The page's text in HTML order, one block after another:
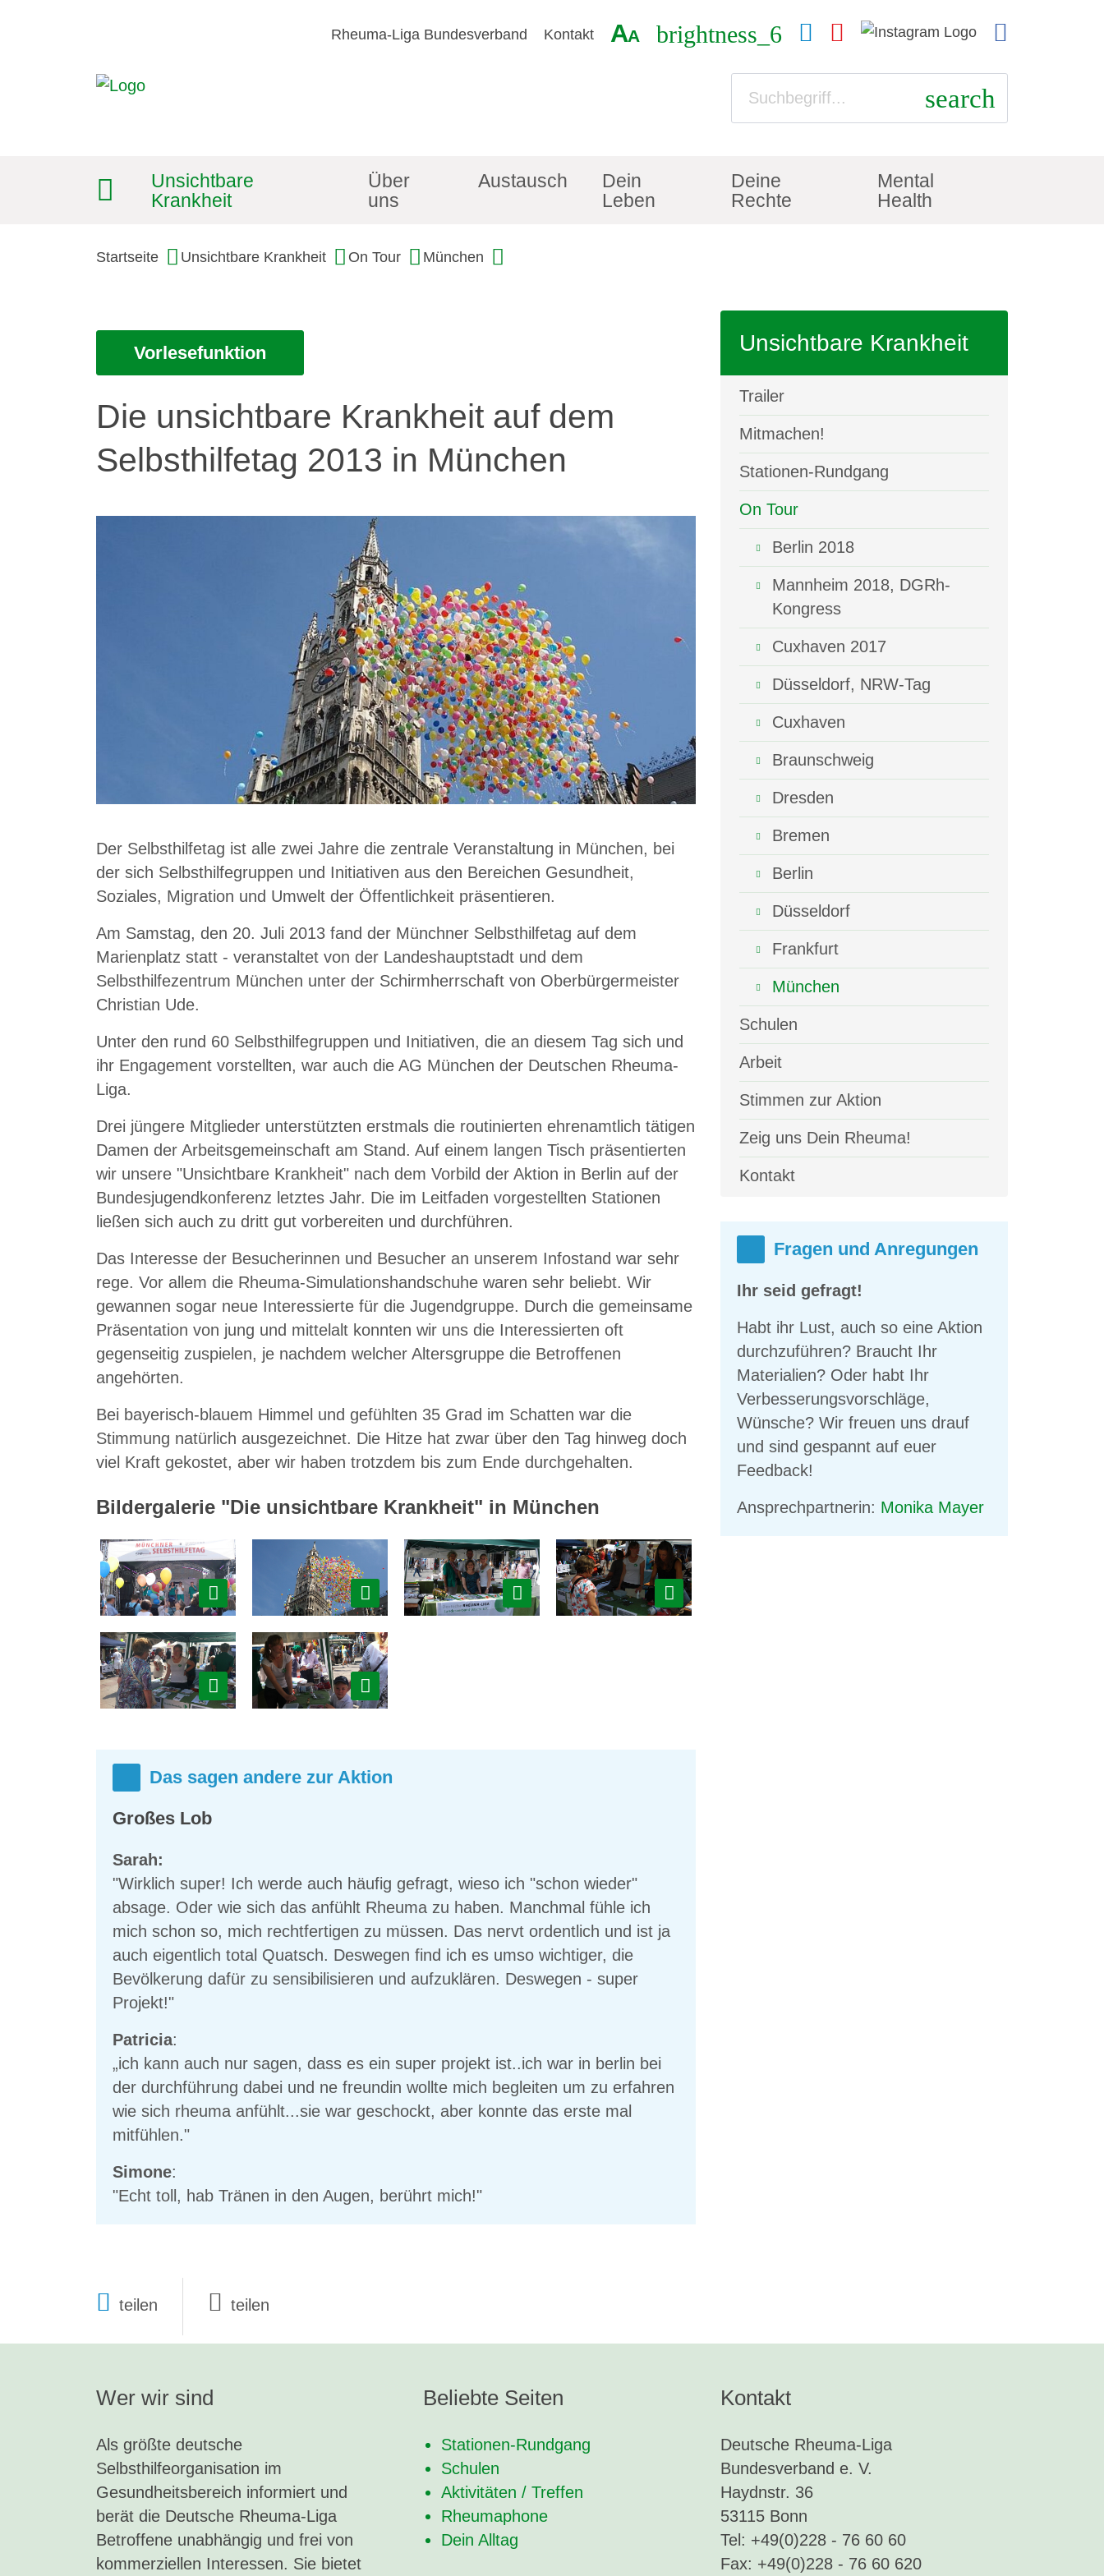
Rheuma-Liga Bundesverband Kontakt AA brightness_6
search
Unsichtbare
Krankheit
Über
uns
Austausch
Dein
Leben
Deine
Rechte
Mental
Health
Startseite Unsichtbare Krankheit On Tour München
Vorlesefunktion
Die unsichtbare Krankheit auf dem
Selbsthilfetag 2013 in München
Der Selbsthilfetag ist alle zwei Jahre die zentrale Veranstaltung in München, bei
der sich Selbsthilfegruppen und Initiativen aus den Bereichen Gesundheit,
Soziales, Migration und Umwelt der Öffentlichkeit präsentieren.
Am Samstag, den 20. Juli 2013 fand der Münchner Selbsthilfetag auf dem
Marienplatz statt - veranstaltet von der Landeshauptstadt und dem
Selbsthilfezentrum München unter der Schirmherrschaft von Oberbürgermeister
Christian Ude.
Unter den rund 60 Selbsthilfegruppen und Initiativen, die an diesem Tag sich und
ihr Engagement vorstellten, war auch die AG München der Deutschen Rheuma-
Liga.
Drei jüngere Mitglieder unterstützten erstmals die routinierten ehrenamtlich tätigen
Damen der Arbeitsgemeinschaft am Stand. Auf einem langen Tisch präsentierten
wir unsere "Unsichtbare Krankheit" nach dem Vorbild der Aktion in Berlin auf der
Bundesjugendkonferenz letztes Jahr. Die im Leitfaden vorgestellten Stationen
ließen sich auch zu dritt gut vorbereiten und durchführen.
Das Interesse der Besucherinnen und Besucher an unserem Infostand war sehr
rege. Vor allem die Rheuma-Simulationshandschuhe waren sehr beliebt. Wir
gewannen sogar neue Interessierte für die Jugendgruppe. Durch die gemeinsame
Präsentation von jung und mittelalt konnten wir uns die Interessierten oft
gegenseitig zuspielen, je nachdem welcher Altersgruppe die Betroffenen
angehörten.
Bei bayerisch-blauem Himmel und gefühlten 35 Grad im Schatten war die
Stimmung natürlich ausgezeichnet. Die Hitze hat zwar über den Tag hinweg doch
viel Kraft gekostet, aber wir haben trotzdem bis zum Ende durchgehalten.
Bildergalerie "Die unsichtbare Krankheit" in München
Das sagen andere zur Aktion
Großes Lob
Sarah:
"Wirklich super! Ich werde auch häufig gefragt, wieso ich "schon wieder"
absage. Oder wie sich das anfühlt Rheuma zu haben. Manchmal fühle ich
mich schon so, mich rechtfertigen zu müssen. Das nervt ordentlich und ist ja
auch eigentlich total Quatsch. Deswegen find ich es umso wichtiger, die
Bevölkerung dafür zu sensibilisieren und aufzuklären. Deswegen - super
Projekt!"
Patricia:
„ich kann auch nur sagen, dass es ein super projekt ist..ich war in berlin bei
der durchführung dabei und ne freundin wollte mich begleiten um zu erfahren
wie sich rheuma anfühlt...sie war geschockt, aber konnte das erste mal
mitfühlen."
Simone:
"Echt toll, hab Tränen in den Augen, berührt mich!"
Unsichtbare Krankheit
Trailer
Mitmachen!
Stationen-Rundgang
On Tour
Berlin 2018
Mannheim 2018, DGRh-
Kongress
Cuxhaven 2017
Düsseldorf, NRW-Tag
Cuxhaven
Braunschweig
Dresden
Bremen
Berlin
Düsseldorf
Frankfurt
München
Schulen
Arbeit
Stimmen zur Aktion
Zeig uns Dein Rheuma!
Kontakt
Fragen und Anregungen
Ihr seid gefragt!
Habt ihr Lust, auch so eine Aktion
durchzuführen? Braucht Ihr
Materialien? Oder habt Ihr
Verbesserungsvorschläge,
Wünsche? Wir freuen uns drauf
und sind gespannt auf euer
Feedback!
Ansprechpartnerin: Monika Mayer
teilen
Wer wir sind
Als größte deutsche
Selbsthilfeorganisation im
Gesundheitsbereich informiert und
berät die Deutsche Rheuma-Liga
Betroffene unabhängig und frei von
kommerziellen Interessen. Sie bietet
Beliebte Seiten
Stationen-Rundgang
Schulen
Aktivitäten / Treffen
Rheumaphone
Dein Alltag
Kontakt
Deutsche Rheuma-Liga
Bundesverband e. V.
Haydnstr. 36
53115 Bonn
Tel: +49(0)228 - 76 60 60
Fax: +49(0)228 - 76 60 620